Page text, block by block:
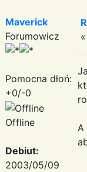
Maverick
Forumowicz
Pomocna dłoń:
+0/-0
Offline
Debiut:
2003/05/09
«
A